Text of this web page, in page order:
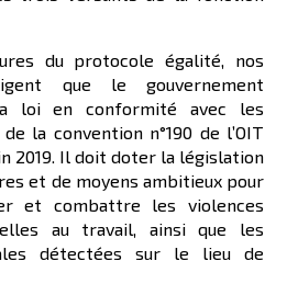
du protocole égalité, nos
que le gouvernement
loi en conformité avec les
la convention n°190 de l’OIT
2019. Il doit doter la législation
et de moyens ambitieux pour
et combattre les violences
au travail, ainsi que les
détectées sur le lieu de